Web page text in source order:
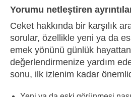
Yorumu netleştiren
Ceket hakkında bir karşılık
sorular, özellikle yeni ya da
emek yönünü günlük
değerlendirmenize yardım
sonu, ilk izlenim kadar